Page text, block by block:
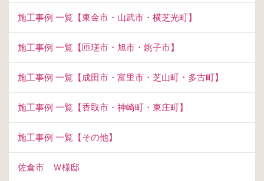
施工事例 一覧【東金市・山武市・横芝光町】
施工事例 一覧【匝瑳市・旭市・銚子市】
施工事例 一覧【成田市・富里市・芝山町・多古町】
施工事例 一覧【香取市・神崎町・東庄町】
施工事例 一覧【その他】
佐倉市 Ｗ様邸